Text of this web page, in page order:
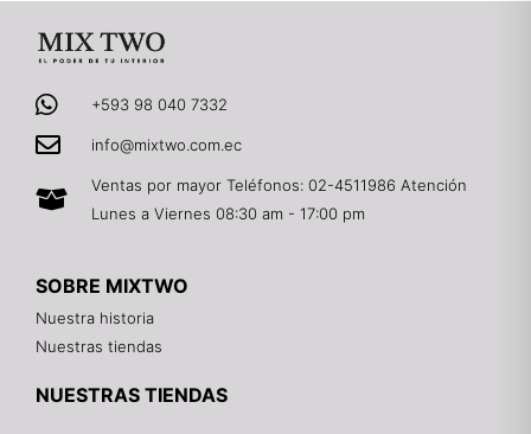
+593 98 040 7332
info@mixtwo.com.ec
Ventas por mayor Teléfonos: 02-4511986 Atención
Lunes a Viernes 08:30 am - 17:00 pm
SOBRE MIXTWO
Nuestra historia
Nuestras tiendas
NUESTRAS TIENDAS